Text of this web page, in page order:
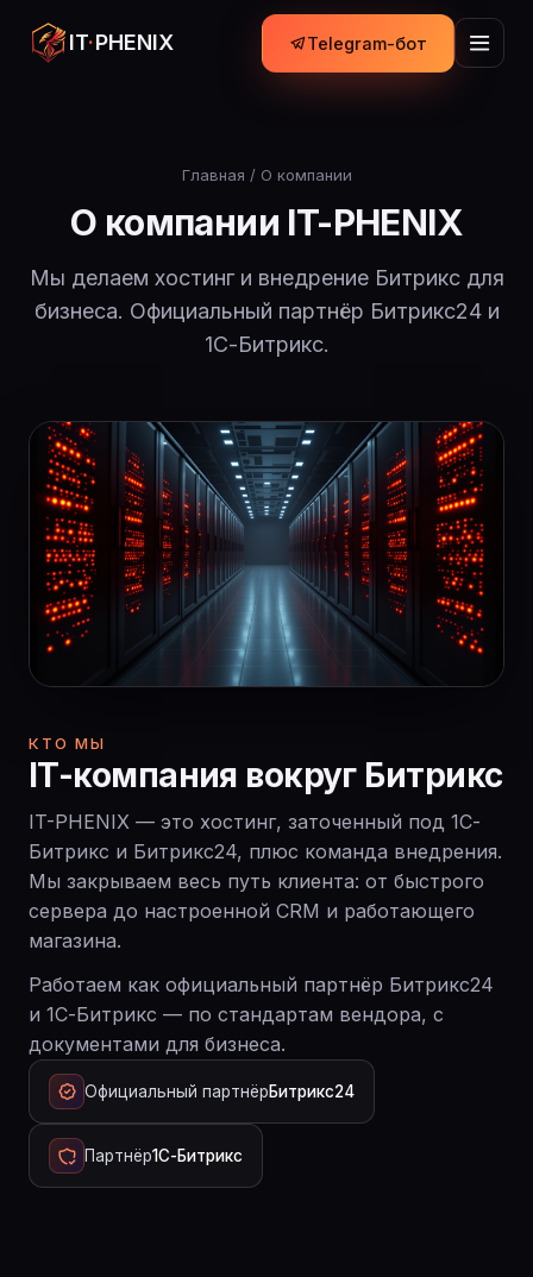
IT·PHENIX Telegram-бот
Главная / О компании
О компании IT-PHENIX
Мы делаем хостинг и внедрение Битрикс для
бизнеса. Официальный партнёр Битрикс24 и
1С-Битрикс.
КТО МЫ
IT-компания вокруг Битрикс
IT-PHENIX — это хостинг, заточенный под 1С-
Битрикс и Битрикс24, плюс команда внедрения.
Мы закрываем весь путь клиента: от быстрого
сервера до настроенной CRM и работающего
магазина.
Работаем как официальный партнёр Битрикс24
и 1С-Битрикс — по стандартам вендора, с
документами для бизнеса.
Официальный партнёрБитрикс24
Партнёр1С-Битрикс